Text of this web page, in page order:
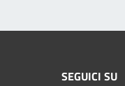
SEGUICI SU